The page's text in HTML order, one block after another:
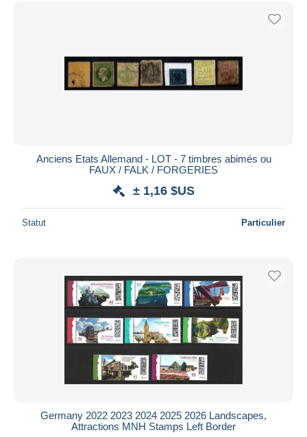
PayPal
Virement bancaire
iDeal
Appliquer
Anciens Etats Allemand - LOT - 7 timbres abimés ou
FAUX / FALK / FORGERIES
± 1,16 $US
Statut Particulier
Germany 2022 2023 2024 2025 2026 Landscapes,
Attractions MNH Stamps Left Border